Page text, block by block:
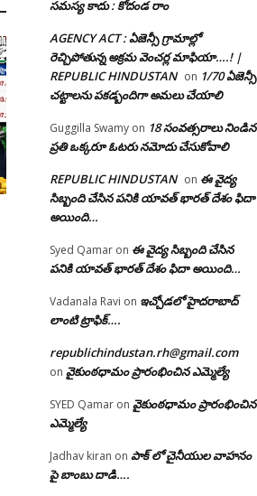
సమస్య కాదు : కోదండ రాం
AGENCY ACT : ఏజెన్సీ గ్రామాల్లో
రెచ్చిపోతున్న అక్రమ వెంచర్ల మాఫియా….! |
REPUBLIC HINDUSTAN on 1/70 ఏజెన్సీ
చట్టాలను పకడ్బందిగా అమలు చేయాలి
Guggilla Swamy on 18 సంవత్సరాలు నిండిన
ప్రతి ఒక్కరూ ఓటరు నమోదు చేసుకోవాలి
REPUBLIC HINDUSTAN on ఈ వైద్య
సిబ్బంది చేసిన పనికి యావత్ భారత్ దేశం ఫిదా
అయింది…
Syed Qamar on ఈ వైద్య సిబ్బంది చేసిన
పనికి యావత్ భారత్ దేశం ఫిదా అయింది…
Vadanala Ravi on ఇచ్చోడలో హైదరాబాద్
లాంటి ట్రాఫిక్….
republichindustan.rh@gmail.com
on వైకుంఠధామం ప్రారంభించిన ఎమ్మెల్యే
SYED Qamar on వైకుంఠధామం ప్రారంభించిన
ఎమ్మెల్యే
Jadhav kiran on పాక్ లో చైనీయుల వాహనం
పై బాంబు దాడి….